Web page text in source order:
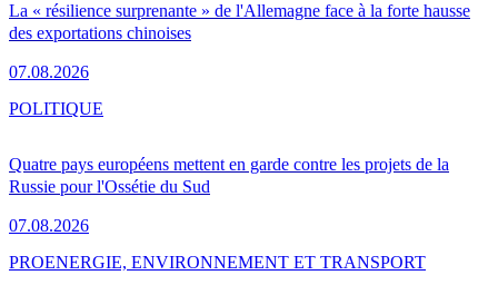
La « résilience surprenante » de l'Allemagne face à la forte hausse
des exportations chinoises
07.08.2026
Quatre pays européens mettent en garde contre les projets de la
Russie pour l'Ossétie du Sud
07.08.2026
POLITIQUE
PROENERGIE, ENVIRONNEMENT ET TRANSPORT